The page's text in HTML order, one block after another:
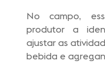
No campo,
produtor a
ajustar as
bebida e